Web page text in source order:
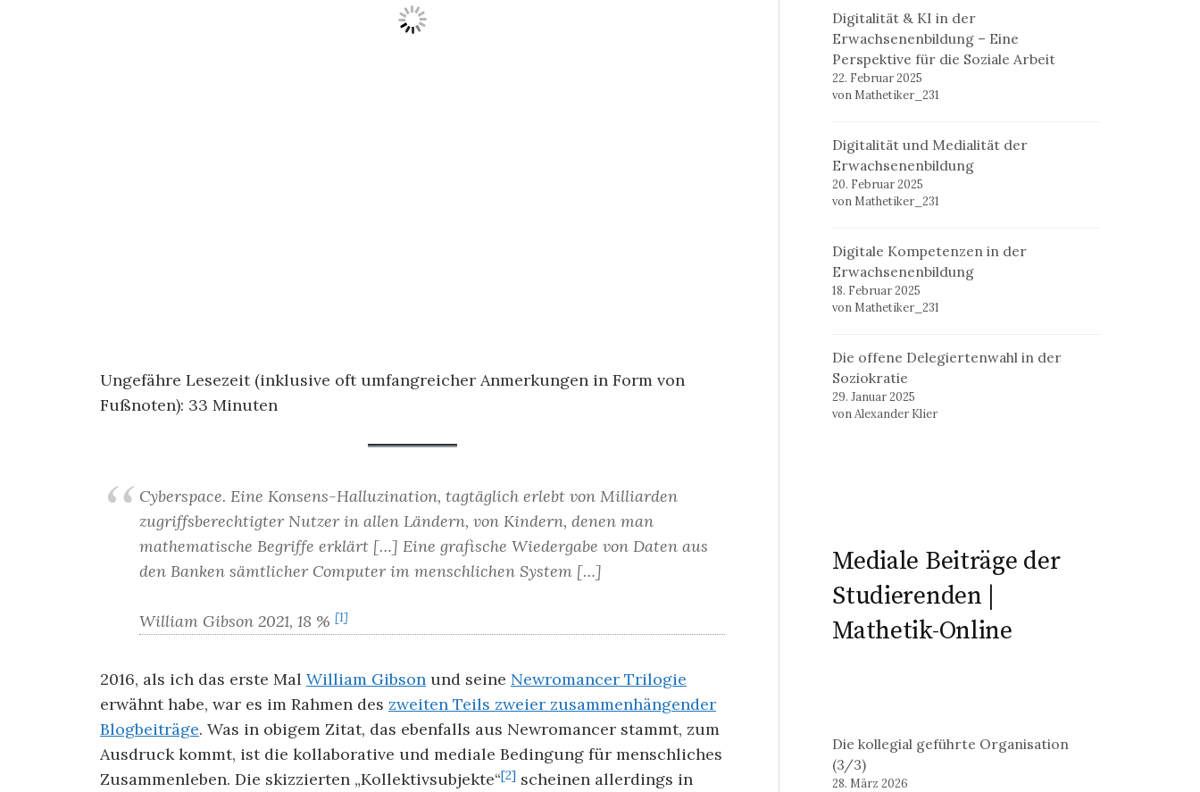
Ungefähre Lesezeit (inklusive oft umfangreicher Anmerkungen in Form von
Fußnoten): 33 Minuten
Cyberspace. Eine Konsens-Halluzination, tagtäglich erlebt von Milliarden
zugriffsberechtigter Nutzer in allen Ländern, von Kindern, denen man
mathematische Begriffe erklärt […] Eine grafische Wiedergabe von Daten aus
den Banken sämtlicher Computer im menschlichen System […]
William Gibson 2021, 18 % [1]
2016, als ich das erste Mal William Gibson und seine Newromancer Trilogie
erwähnt habe, war es im Rahmen des zweiten Teils zweier zusammenhängender
Blogbeiträge. Was in obigem Zitat, das ebenfalls aus Newromancer stammt, zum
Ausdruck kommt, ist die kollaborative und mediale Bedingung für menschliches
Zusammenleben. Die skizzierten „Kollektivsubjekte“[2] scheinen allerdings in
Digitalität & KI in der
Erwachsenenbildung – Eine
Perspektive für die Soziale Arbeit
22. Februar 2025
von Mathetiker_231
Digitalität und Medialität der
Erwachsenenbildung
20. Februar 2025
von Mathetiker_231
Digitale Kompetenzen in der
Erwachsenenbildung
18. Februar 2025
von Mathetiker_231
Die offene Delegiertenwahl in der
Soziokratie
29. Januar 2025
von Alexander Klier
Mediale Beiträge der
Studierenden |
Mathetik-Online
Die kollegial geführte Organisation
(3/3)
28. März 2026